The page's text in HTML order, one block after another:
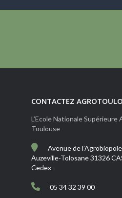
CONTACTEZ
L’Ecole Nationale Supérieure
Toulouse
Avenue de
Auzeville-Tolosane 31326
Cedex
05 34 32 39 00